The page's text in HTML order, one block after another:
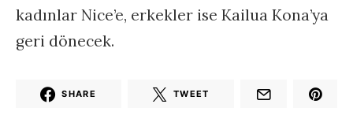
kadınlar Nice’e, erkekler ise Kailua Kona’ya
geri dönecek.
SHARE TWEET